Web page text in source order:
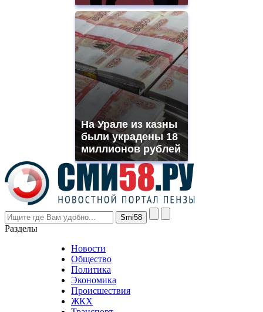
На Урале из казны
были украдены 18
миллионов рублей
Разделы
Новости
Общество
Политика
Экономика
Происшествия
ЖКХ